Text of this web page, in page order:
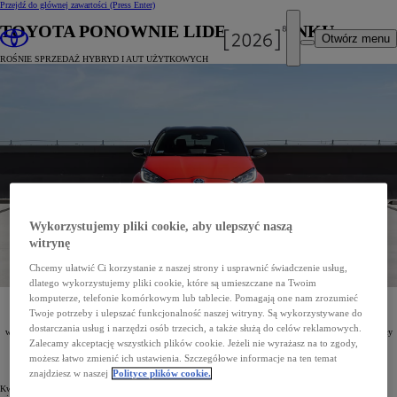
Przejdź do głównej zawartości (Press Enter)
Otwórz menu
TOYOTA PONOWNIE LIDEREM RYNKU
ROŚNIE SPRZEDAŻ HYBRYD I AUT UŻYTKOWYCH
2021-05-06
Toyota z liczbą 7053 rejestracji w kwietniu i 27446 od początku roku została najpopularniejszą marką
w Polsce. Jej udział w polskim rynku wyniósł 17,4%. Ponad połowę całkowitej sprzedaży Toyoty stanowiły
modele hybrydowe, wśród których kierowcy wybierali najczęściejCorollę Hybrid, Toyotę C-HRi
Kwiecień 2021 roku Toyota zakończyła na pozycji lidera polskiego rynku motoryzacyjnego z 7053
Wykorzystujemy pliki cookie, aby ulepszyć naszą
witrynę
Chcemy ułatwić Ci korzystanie z naszej strony i usprawnić świadczenie usług,
dlatego wykorzystujemy pliki cookie, które są umieszczane na Twoim
komputerze, telefonie komórkowym lub tablecie. Pomagają one nam zrozumieć
Twoje potrzeby i ulepszać funkcjonalność naszej witryny. Są wykorzystywane do
dostarczania usług i narzędzi osób trzecich, a także służą do celów reklamowych.
Zalecamy akceptację wszystkich plików cookie. Jeżeli nie wyrażasz na to zgody,
możesz łatwo zmienić ich ustawienia. Szczegółowe informacje na ten temat
znajdziesz w naszej Polityce plików cookie.